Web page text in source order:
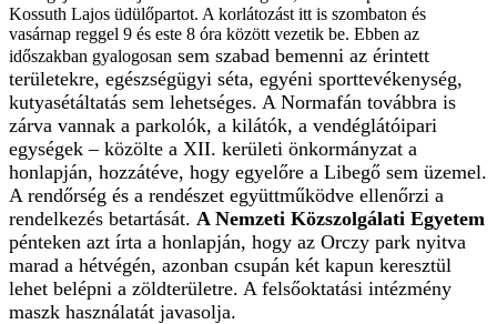
Kossuth Lajos üdülőpartot. A korlátozást itt is szombaton és
vasárnap reggel 9 és este 8 óra között vezetik be. Ebben az
időszakban gyalogosan sem szabad bemenni az érintett
területekre, egészségügyi séta, egyéni sporttevékenység,
kutyasétáltatás sem lehetséges. A Normafán továbbra is
zárva vannak a parkolók, a kilátók, a vendéglátóipari
egységek – közölte a XII. kerületi önkormányzat a
honlapján, hozzátéve, hogy egyelőre a Libegő sem üzemel.
A rendőrség és a rendészet együttműködve ellenőrzi a
rendelkezés betartását. A Nemzeti Közszolgálati Egyetem
pénteken azt írta a honlapján, hogy az Orczy park nyitva
marad a hétvégén, azonban csupán két kapun keresztül
lehet belépni a zöldterületre. A felsőoktatási intézmény
maszk használatát javasolja.